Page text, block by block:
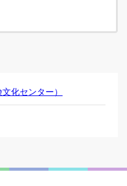
化センター）